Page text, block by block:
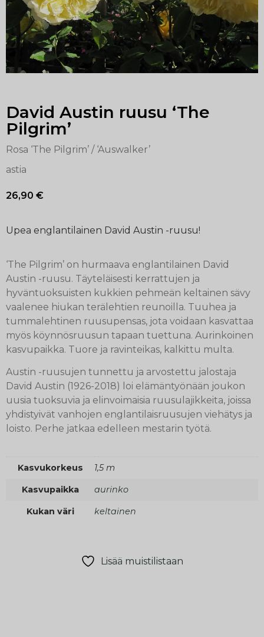
David Austin ruusu ‘The
Pilgrim’
Rosa ‘The Pilgrim’ / ‘Auswalker’
astia
26,90 €
Upea englantilainen David Austin -ruusu!
‘The Pilgrim’ on hurmaava englantilainen David
Austin -ruusu. Täyteläisesti kerrattujen ja
hyväntuoksuisten kukkien pehmeän keltainen sävy
vaalenee hiukan terälehtien reunoilla. Tuuhea ja
tummalehtinen ruusupensas, jota voidaan kasvattaa
myös köynnösruusun tapaan tuettuna. Aurinkoinen
kasvupaikka. Tuore ja ravinteikas, kalkittu multa.
Austin -ruusujen tunnettu ja arvostettu jalostaja
David Austin (1926-2018) loi elämäntyönään joukon
uusia tuoksuvia ja elinvoimaisia ruusulajikkeita, joissa
yhdistyivät vanhojen englantilaisruusujen viehätys ja
loisto. Perhe jatkaa edelleen mestarin työtä.
Kasvukorkeus 1,5 m
Kasvupaikka aurinko
Kukan väri keltainen
Lisää muistilistaan